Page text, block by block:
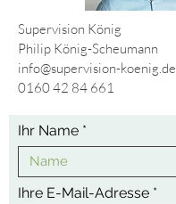
Supervision König
Philip König-Scheumann
info@supervision-koenig.de
0160 42 84 661
Ihr Name
Ihre E-Mail-Adresse